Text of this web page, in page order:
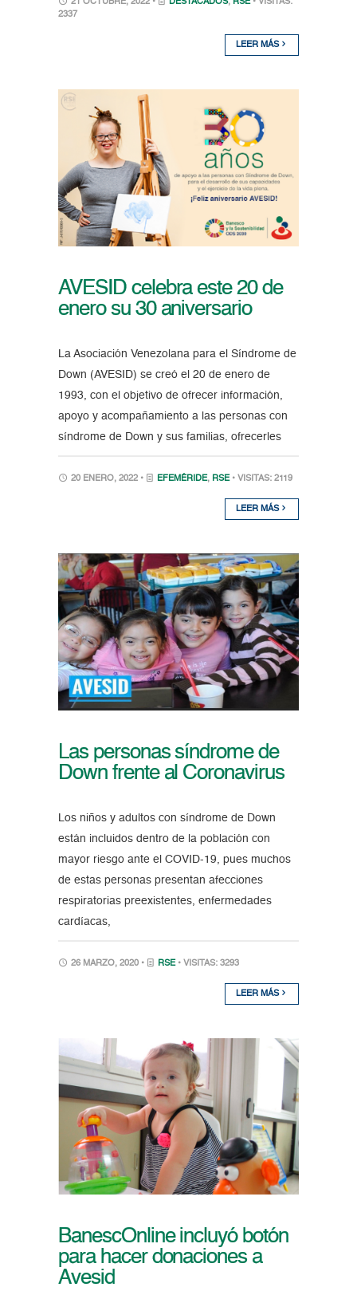
21 OCTUBRE, 2022 • DESTACADOS, RSE • VISITAS:
2337
LEER MÁS
AVESID celebra este 20 de
enero su 30 aniversario
La Asociación Venezolana para el Síndrome de
Down (AVESID) se creó el 20 de enero de
1993, con el objetivo de ofrecer información,
apoyo y acompañamiento a las personas con
síndrome de Down y sus familias, ofrecerles
20 ENERO, 2022 • EFEMÉRIDE, RSE • VISITAS: 2119
LEER MÁS
Las personas síndrome de
Down frente al Coronavirus
Los niños y adultos con síndrome de Down
están incluidos dentro de la población con
mayor riesgo ante el COVID-19, pues muchos
de estas personas presentan afecciones
respiratorias preexistentes, enfermedades
cardíacas,
26 MARZO, 2020 • RSE • VISITAS: 3293
LEER MÁS
BanescOnline incluyó botón
para hacer donaciones a
Avesid